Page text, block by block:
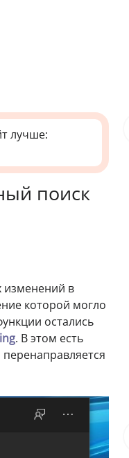
лучше:
поиск
изменений в
которой могло
остались
. В этом есть